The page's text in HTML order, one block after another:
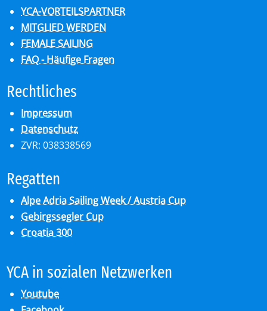
YCA-VORTEILSPARTNER
MITGLIED WERDEN
FEMALE SAILING
FAQ - Häufige Fragen
Recht­li­ches
Impressum
Datenschutz
ZVR: 038338569
Re­gat­ten
Alpe Adria Sailing Week / Austria Cup
Gebirgssegler Cup
Croatia 300
YCA in so­zia­len Netz­wer­ken
Youtube